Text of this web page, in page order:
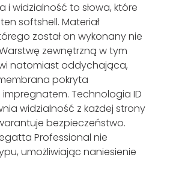
i widzialność to słowa, które
softshell. Materiał
został on wykonany nie
zewnętrzną w tym
natomiast oddychająca,
pokryta
Technologia ID
widzialność z każdej strony
bezpieczeństwo.
Professional nie
umożliwiając naniesienie